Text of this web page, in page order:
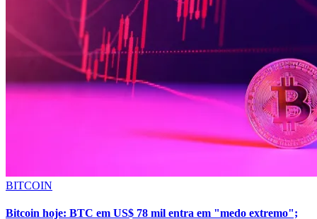
BITCOIN
Bitcoin hoje: BTC em US$ 78 mil entra em "medo extremo";